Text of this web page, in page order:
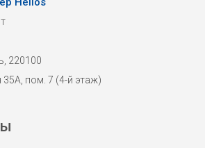
220100
35А, пом. 7 (4-й этаж)